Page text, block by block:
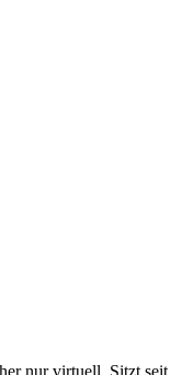
nur virtuell. Sitzt seit